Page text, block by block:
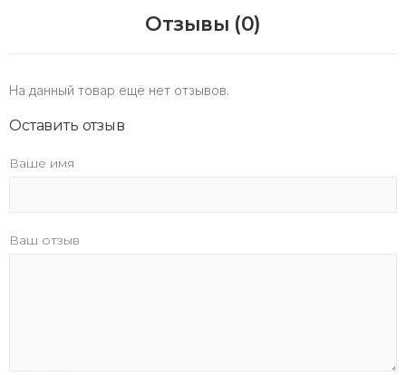
Отзывы (0)
На данный товар ещё нет отзывов.
Оставить отзыв
Ваше имя
Ваш отзыв